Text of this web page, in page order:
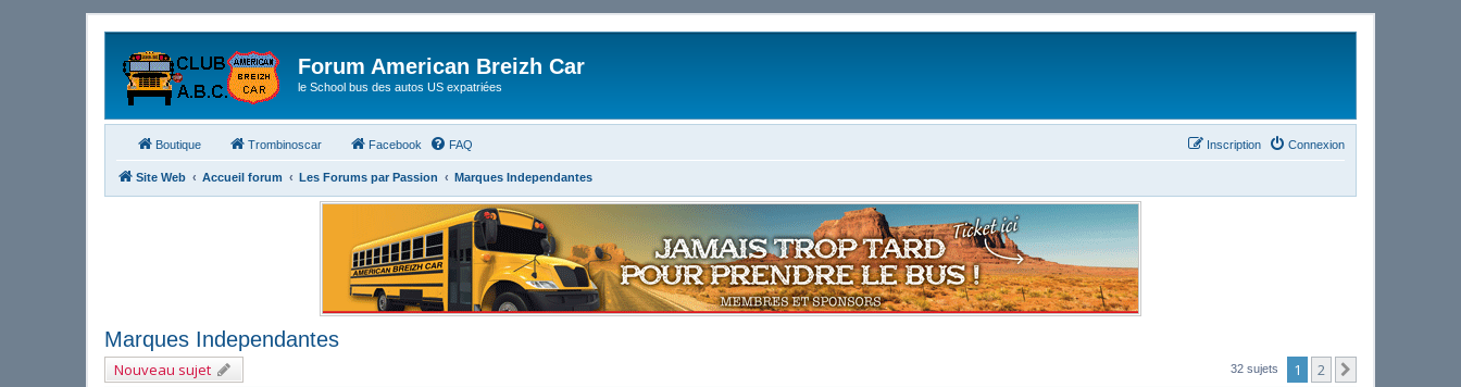
Forum American Breizh Car
le School bus des autos US expatriées
Boutique Trombinoscar Facebook FAQ Connexion
Inscription
Site Web Accueil forum Les Forums par Passion Marques Independantes
Marques Independantes
Nouveau sujet 32 sujets 1 2